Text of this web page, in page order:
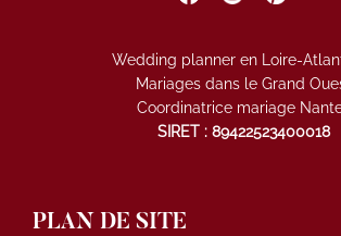
Wedding planner en Loire-
Mariages dans le Grand
Coordinatrice mariage
SIRET : 89422523400018
PLAN DE SITE